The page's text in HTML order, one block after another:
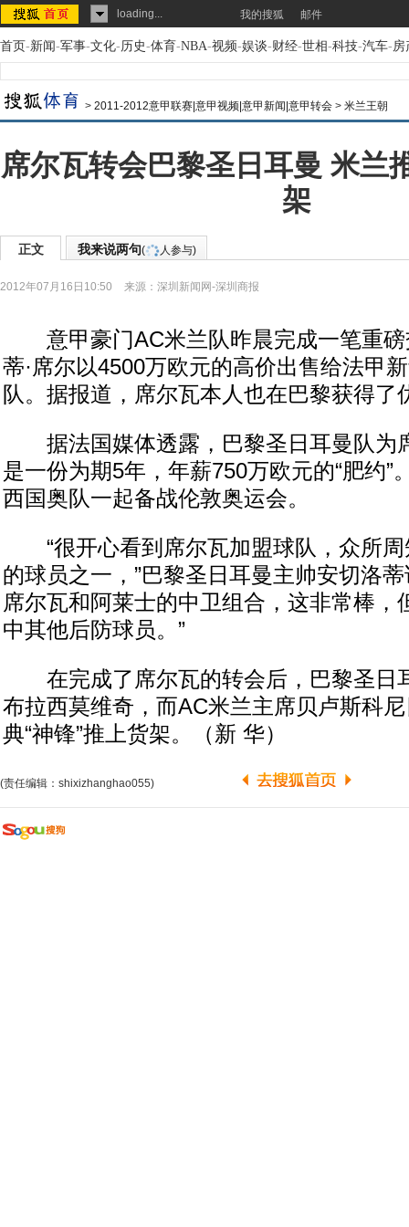
loading... 我的搜狐 邮件
首页-新闻-军事-文化-历史-体育-NBA-视频-娱谈-财经-世相-科技-汽车-房
> 2011-2012意甲联赛|意甲视频|意甲新闻|意甲转会 > 米兰王朝
席尔瓦转会巴黎圣日耳曼 米兰
架
正文 我来说两句( 人参与)
2012年07月16日10:50 来源： 深圳新闻网-深圳商报
意甲豪门AC米兰队昨晨完成一笔重磅
蒂·席尔以4500万欧元的高价出售给法甲
队。据报道，席尔瓦本人也在巴黎获得了
据法国媒体透露，巴黎圣日耳曼队为
是一份为期5年，年薪750万欧元的“肥约”
西国奥队一起备战伦敦奥运会。
“很开心看到席尔瓦加盟球队，众所周
的球员之一，”巴黎圣日耳曼主帅安切洛
席尔瓦和阿莱士的中卫组合，这非常棒，
中其他后防球员。”
在完成了席尔瓦的转会后，巴黎圣日
布拉西莫维奇，而AC米兰主席贝卢斯科
典“神锋”推上货架。（新 华）
(责任编辑：shixizhanghao055)